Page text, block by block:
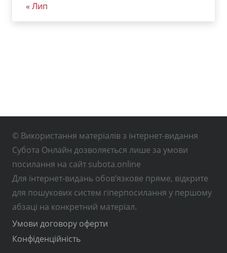
« Лип
© Використання матеріалів з інтернет-видання
Субота Онлайн дозволяється лише за умови
посилання на сайт subota.online
Для інтернет-видань обов’язкове пряме, відкрите
для пошукових систем гіперпосилання у першому
абзаці на конкретний матеріал.
Умови договору оферти
Конфіденційність